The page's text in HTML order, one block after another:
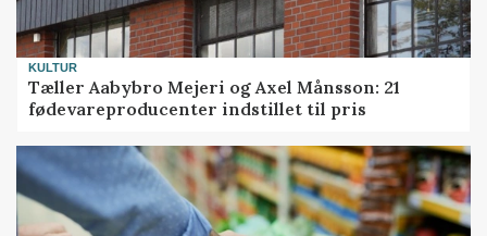
KULTUR
Tæller Aabybro Mejeri og Axel Månsson: 21
fødevareproducenter indstillet til pris